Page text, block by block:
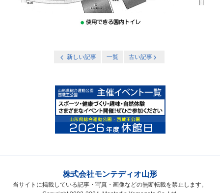
新しい記事 一覧 古い記事
株式会社モンテディオ山形
当サイトに掲載している記事・写真・画像などの無断転載を禁止します。